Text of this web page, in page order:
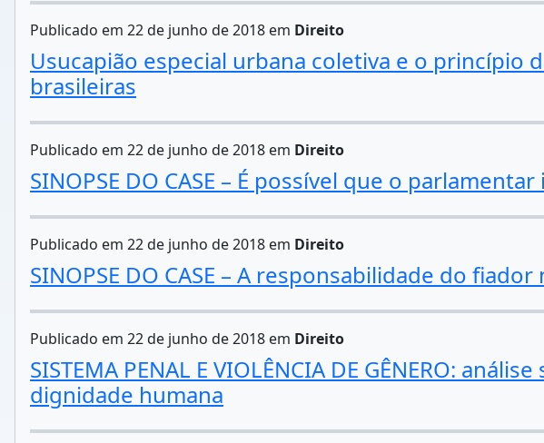
Publicado em 22 de junho de 2018 em Direito
Usucapião especial urbana coletiva e o princípio
brasileiras
Publicado em 22 de junho de 2018 em Direito
SINOPSE DO CASE – É possível que o
Publicado em 22 de junho de 2018 em Direito
SINOPSE DO CASE – A responsabilidade do
Publicado em 22 de junho de 2018 em Direito
SISTEMA PENAL E VIOLÊNCIA DE GÊNERO:
dignidade humana